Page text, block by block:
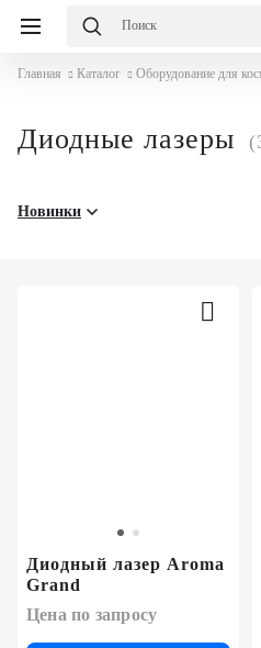
Главная Каталог Оборудование для
Диодные лазеры
Новинки
Диодный лазер Aroma
Grand
Цена по запросу